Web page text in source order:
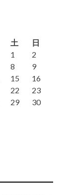
土 日
1
2
8
9
15
16
22
23
29
30